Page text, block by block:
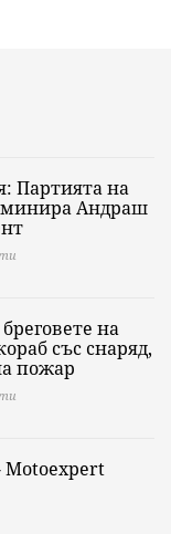
Партията на
Андраш
на
със снаряд,
пожар
Motoexpert